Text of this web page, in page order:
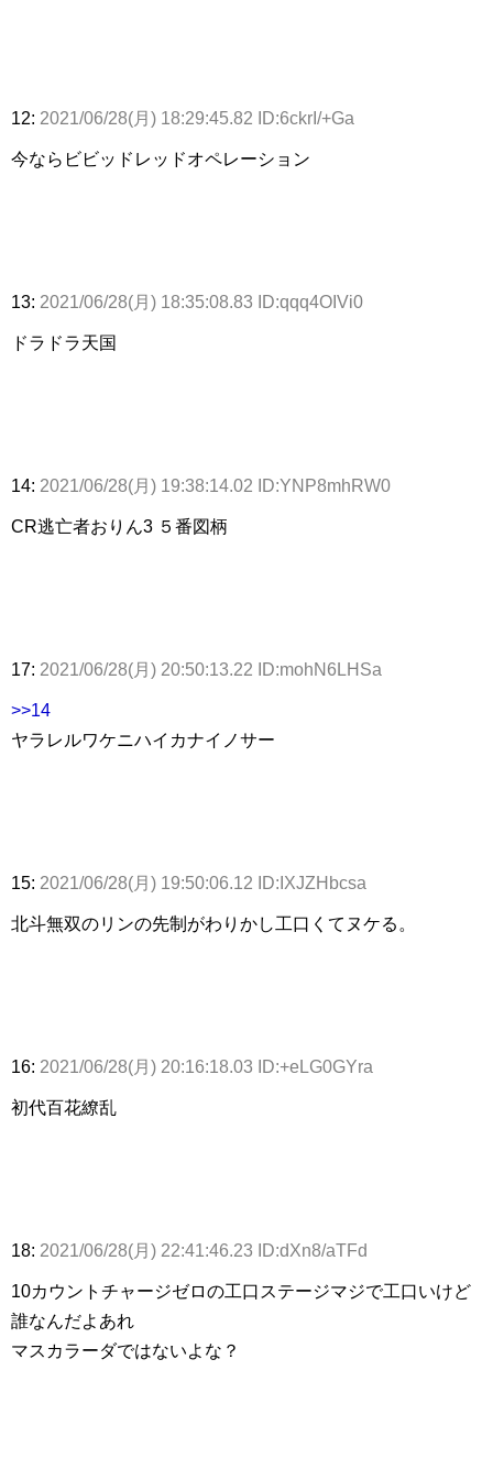
12: 2021/06/28(月) 18:29:45.82 ID:6ckrI/+Ga
今ならビビッドレッドオペレーション
13: 2021/06/28(月) 18:35:08.83 ID:qqq4OIVi0
ドラドラ天国
14: 2021/06/28(月) 19:38:14.02 ID:YNP8mhRW0
CR逃亡者おりん3 ５番図柄
17: 2021/06/28(月) 20:50:13.22 ID:mohN6LHSa
>>14
ヤラレルワケニハイカナイノサー
15: 2021/06/28(月) 19:50:06.12 ID:IXJZHbcsa
北斗無双のリンの先制がわりかし工口くてヌケる。
16: 2021/06/28(月) 20:16:18.03 ID:+eLG0GYra
初代百花繚乱
18: 2021/06/28(月) 22:41:46.23 ID:dXn8/aTFd
10カウントチャージゼロの工口ステージマジで工口いけど
誰なんだよあれ
マスカラーダではないよな？